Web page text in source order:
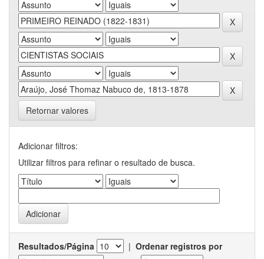
Retornar valores
Adicionar filtros:
Utilizar filtros para refinar o resultado de busca.
Resultados/Página | Ordenar registros por